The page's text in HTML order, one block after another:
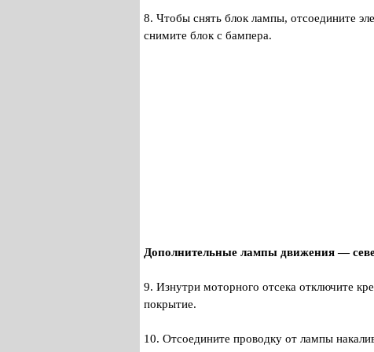
8. Чтобы снять блок лампы, отсоедините
снимите блок с бампера.
Дополнительные лампы движения —
9. Изнутри моторного отсека отключите
покрытие.
10. Отсоедините проводку от лампы